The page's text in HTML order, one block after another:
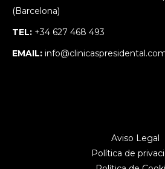
(Barcelona)
TEL: +34 627 468 493
EMAIL:
Aviso Legal
Política de